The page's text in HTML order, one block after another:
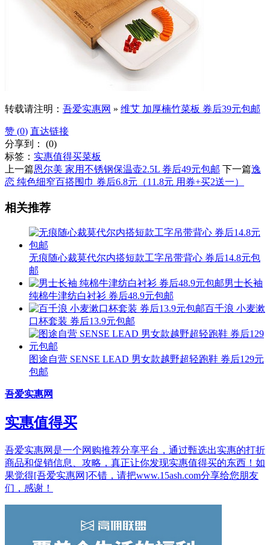
转载请注明： 吾爱实惠网 » 维艾 加厚楠竹菜板 券后39元包邮
赞 (0) 直达链接
分享到： (0)
标签： 实惠值得买菜板
上一篇恩尔美 家用不锈钢保温壶2.5L 券后49元包邮 下一篇逸
恋 纯色细窄百搭围巾 券后6.8元（11.8元 用券+买2送一）
相关推荐
无痕随心裁莫代尔内搭短款工字吊带背心 券后14.8元包
邮
男士长袖
纯棉牛津纺白衬衫 券后48.9元包邮
百千浪 小麦漱
口杯套装 券后13.9元包邮
图途自营 SENSE LEAD 男女款越野超轻跑鞋 券后129元
包邮
吾爱实惠网
实惠值得买
吾爱实惠网是一个网购推荐分享平台，通过甄选出实惠的打折
商品和促销信息、攻略，真正让你发现实惠值得买的东西！如
果觉得[吾爱实惠网]不错，请把www.15ash.com分享给您朋友
们，感谢！